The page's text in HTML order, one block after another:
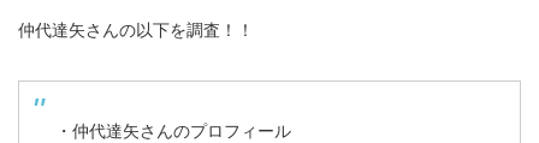
仲代達矢さんの以下を調査！！
・仲代達矢さんのプロフィール